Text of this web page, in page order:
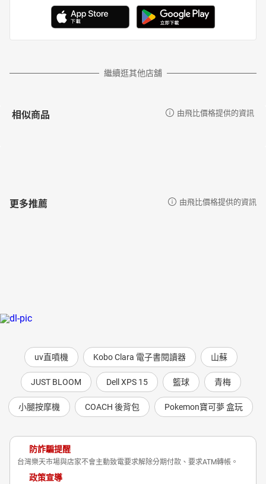
繼續逛其他店舖
相似商品 由飛比價格提供的資訊
更多推薦 由飛比價格提供的資訊
uv直噴機 Kobo Clara 電子書閱讀器 山蘇
JUST BLOOM Dell XPS 15 籃球 青梅
小腿按摩機 COACH 後背包 Pokemon寶可夢 盒玩
防詐騙提醒
台灣樂天市場與店家不會主動致電要求解除分期付款、要求ATM轉帳。
政策宣導